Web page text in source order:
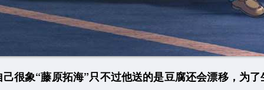
己很象“藤原拓海”只不过他送的是豆腐还会漂移，为了